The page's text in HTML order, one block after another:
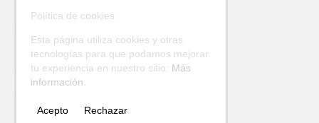
Política de cookies
Esta página utiliza cookies y otras
tecnologías para que podamos mejorar
tu experiencia en nuestro sitio: Más
información.
Acepto Rechazar